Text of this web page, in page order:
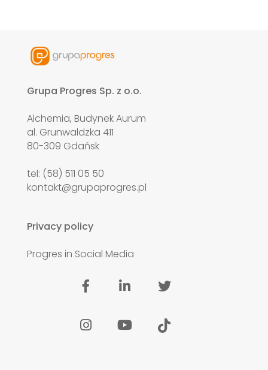
Grupa Progres Sp. z o.o.
Alchemia, Budynek Aurum
al. Grunwaldzka 411
80-309 Gdańsk
tel: (58) 511 05 50
kontakt@grupaprogres.pl
Privacy policy
Progres in Social Media